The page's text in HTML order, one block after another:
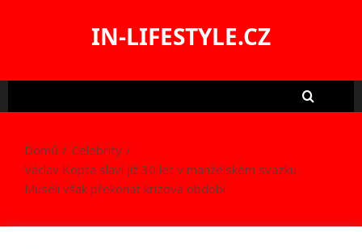
IN-LIFESTYLE.CZ
Domů
Celebrity
Václav Kopta slaví již 30 let v manželském svazku.
Museli však překonat krizová období